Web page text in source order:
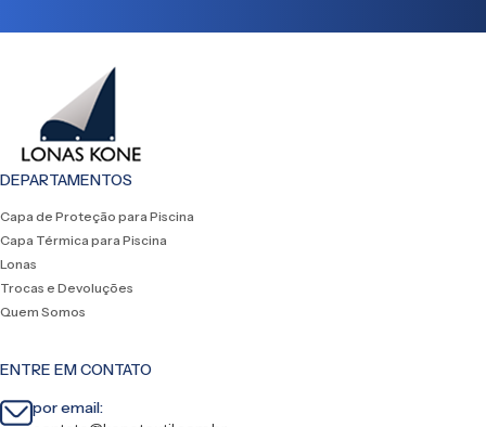
DEPARTAMENTOS
Capa de Proteção para Piscina
Capa Térmica para Piscina
Lonas
Trocas e Devoluções
Quem Somos
ENTRE EM CONTATO
por email: